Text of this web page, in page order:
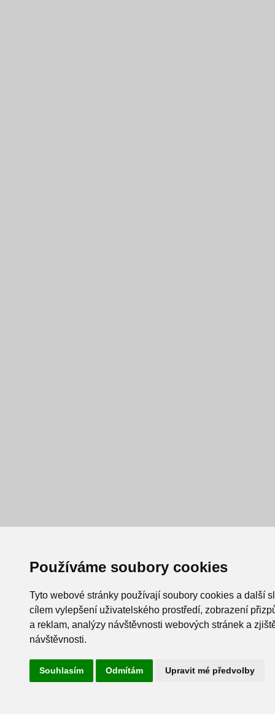
Používáme soubory cookies
Tyto webové stránky používají soubory cookies a další
cílem vylepšení uživatelského prostředí, zobrazení
a reklam, analýzy návštěvnosti webových stránek a
návštěvnosti.
Souhlasím Odmítám Upravit mé předvolby